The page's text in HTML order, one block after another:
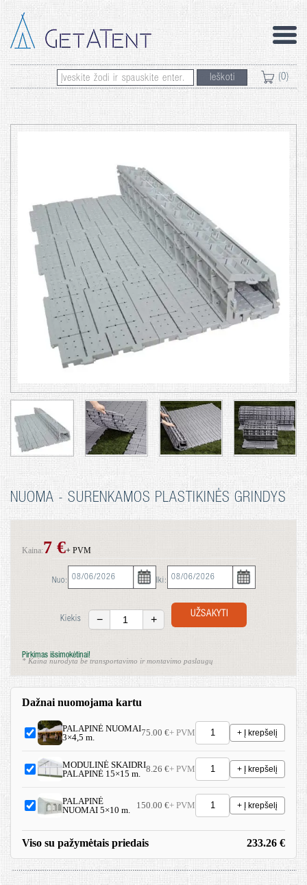
Ieškoti (0)
NUOMA - SURENKAMOS PLASTIKINĖS GRINDYS
Kaina:7 €+ PVM
* Kaina nurodyta be transportavimo ir montavimo paslaugų
Nuo: Iki:
Kiekis − + UŽSAKYTI
Pirkimas išsimokėtinai!
Dažnai nuomojama kartu
PALAPINĖ NUOMAI
3×4,5 m.
75.00 €+ PVM + Į krepšelį
MODULINĖ SKAIDRI
PALAPINĖ 15×15 m.
8.26 €+ PVM + Į krepšelį
PALAPINĖ
NUOMAI 5×10 m.
150.00 €+ PVM + Į krepšelį
Viso su pažymėtais priedais 233.26 €